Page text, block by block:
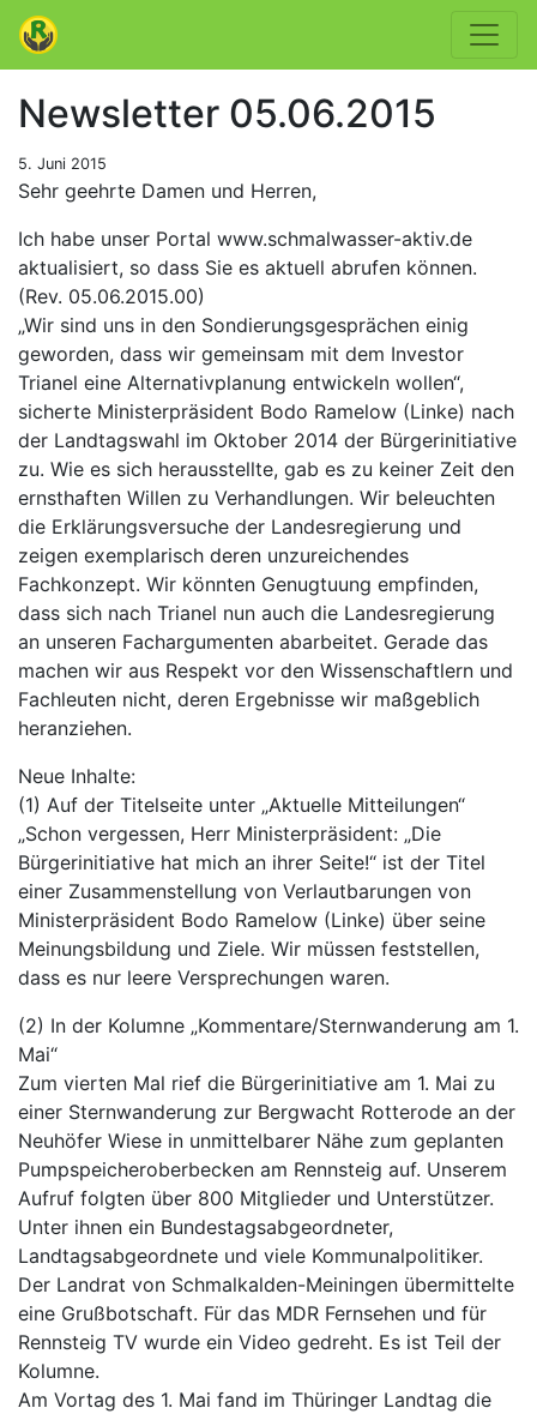
Newsletter 05.06.2015
5. Juni 2015
Sehr geehrte Damen und Herren,
Ich habe unser Portal www.schmalwasser-aktiv.de
aktualisiert, so dass Sie es aktuell abrufen können.
(Rev. 05.06.2015.00)
„Wir sind uns in den Sondierungsgesprächen einig
geworden, dass wir gemeinsam mit dem Investor
Trianel eine Alternativplanung entwickeln wollen“,
sicherte Ministerpräsident Bodo Ramelow (Linke) nach
der Landtagswahl im Oktober 2014 der Bürgerinitiative
zu. Wie es sich herausstellte, gab es zu keiner Zeit den
ernsthaften Willen zu Verhandlungen. Wir beleuchten
die Erklärungsversuche der Landesregierung und
zeigen exemplarisch deren unzureichendes
Fachkonzept. Wir könnten Genugtuung empfinden,
dass sich nach Trianel nun auch die Landesregierung
an unseren Fachargumenten abarbeitet. Gerade das
machen wir aus Respekt vor den Wissenschaftlern und
Fachleuten nicht, deren Ergebnisse wir maßgeblich
heranziehen.
Neue Inhalte:
(1) Auf der Titelseite unter „Aktuelle Mitteilungen“
„Schon vergessen, Herr Ministerpräsident: „Die
Bürgerinitiative hat mich an ihrer Seite!“ ist der Titel
einer Zusammenstellung von Verlautbarungen von
Ministerpräsident Bodo Ramelow (Linke) über seine
Meinungsbildung und Ziele. Wir müssen feststellen,
dass es nur leere Versprechungen waren.
(2) In der Kolumne „Kommentare/Sternwanderung am 1.
Mai“
Zum vierten Mal rief die Bürgerinitiative am 1. Mai zu
einer Sternwanderung zur Bergwacht Rotterode an der
Neuhöfer Wiese in unmittelbarer Nähe zum geplanten
Pumpspeicheroberbecken am Rennsteig auf. Unserem
Aufruf folgten über 800 Mitglieder und Unterstützer.
Unter ihnen ein Bundestagsabgeordneter,
Landtagsabgeordnete und viele Kommunalpolitiker.
Der Landrat von Schmalkalden-Meiningen übermittelte
eine Grußbotschaft. Für das MDR Fernsehen und für
Rennsteig TV wurde ein Video gedreht. Es ist Teil der
Kolumne.
Am Vortag des 1. Mai fand im Thüringer Landtag die